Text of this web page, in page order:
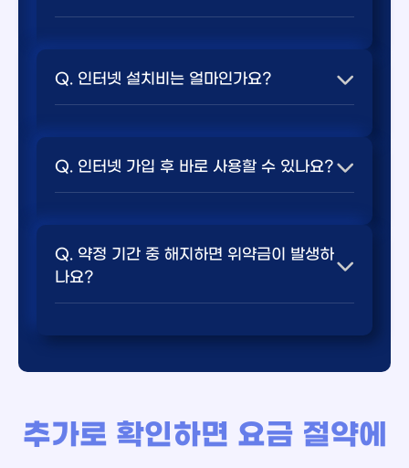
가 가능합니다 자세한 혜택 조건을 본문에서
다만, 지역과 통신사에 따라 차이가 있을 수 있으
며, 주말이나 공휴일은 설치가 어려울 수 있습니
Q. 인터넷 설치비는 얼마인가요?
공유기 및 IPTV 셋톱박스 임대료는 월 요금
제해주는 프로모션을 진행합니다. 다만, 일부 상품
이나 특수한 경우에는 설치비가 발생할 수 있으므
로 상담 시 확인하시기 바랍니다.
Q. 인터넷 가입 후 바로 사용할 수 있나요?
을 연결하고 설정을 완료한 후 바로 사용하
실 수 있습니다
Q. 약정 기간 중 해지하면 위약금이 발생하
나요?
💬 요약 답변: 이사하시는 새 주소지에 기존
A. 네, 약정 기간 중 해지 시 위약금이 발생합니다.
추가로 확인하면 요금 절약에